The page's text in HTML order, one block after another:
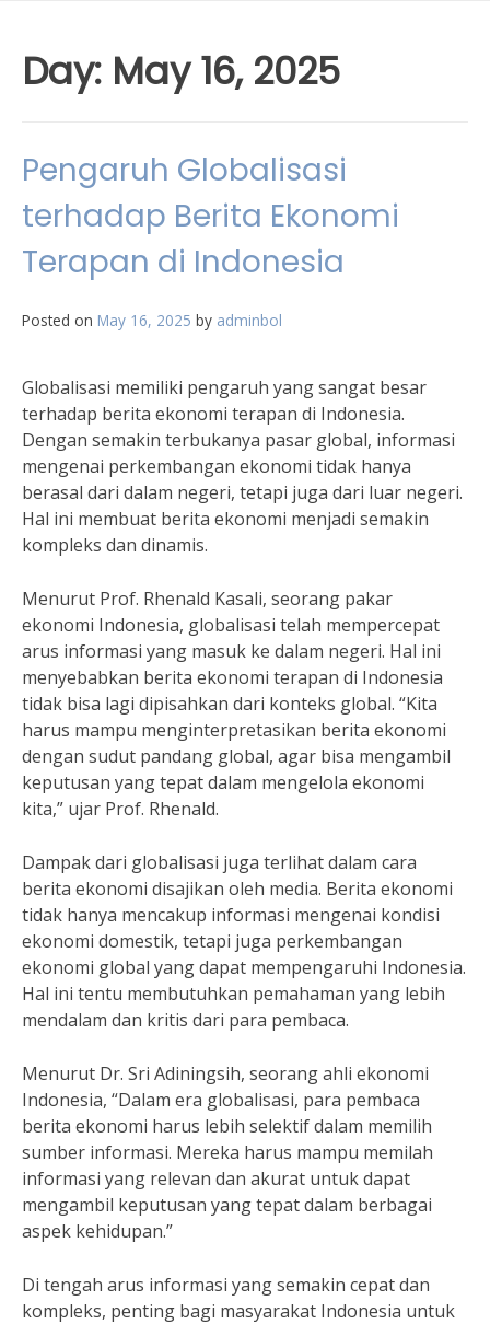
Day: May 16, 2025
Pengaruh Globalisasi
terhadap Berita Ekonomi
Terapan di Indonesia
Posted on May 16, 2025 by adminbol
Globalisasi memiliki pengaruh yang sangat besar
terhadap berita ekonomi terapan di Indonesia.
Dengan semakin terbukanya pasar global, informasi
mengenai perkembangan ekonomi tidak hanya
berasal dari dalam negeri, tetapi juga dari luar negeri.
Hal ini membuat berita ekonomi menjadi semakin
kompleks dan dinamis.
Menurut Prof. Rhenald Kasali, seorang pakar
ekonomi Indonesia, globalisasi telah mempercepat
arus informasi yang masuk ke dalam negeri. Hal ini
menyebabkan berita ekonomi terapan di Indonesia
tidak bisa lagi dipisahkan dari konteks global. “Kita
harus mampu menginterpretasikan berita ekonomi
dengan sudut pandang global, agar bisa mengambil
keputusan yang tepat dalam mengelola ekonomi
kita,” ujar Prof. Rhenald.
Dampak dari globalisasi juga terlihat dalam cara
berita ekonomi disajikan oleh media. Berita ekonomi
tidak hanya mencakup informasi mengenai kondisi
ekonomi domestik, tetapi juga perkembangan
ekonomi global yang dapat mempengaruhi Indonesia.
Hal ini tentu membutuhkan pemahaman yang lebih
mendalam dan kritis dari para pembaca.
Menurut Dr. Sri Adiningsih, seorang ahli ekonomi
Indonesia, “Dalam era globalisasi, para pembaca
berita ekonomi harus lebih selektif dalam memilih
sumber informasi. Mereka harus mampu memilah
informasi yang relevan dan akurat untuk dapat
mengambil keputusan yang tepat dalam berbagai
aspek kehidupan.”
Di tengah arus informasi yang semakin cepat dan
kompleks, penting bagi masyarakat Indonesia untuk